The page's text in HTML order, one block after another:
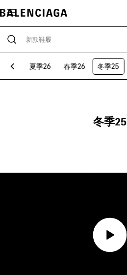
26 夏季26 春季26 冬季25
冬季25